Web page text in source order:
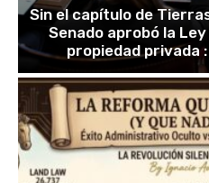
Sin el capítulo de
Senado aprobó la
propiedad privada